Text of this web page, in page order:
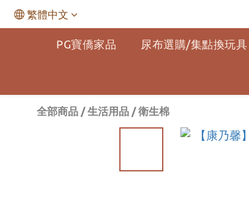
繁體中文
PG寶僑家品 尿布選購/集點換玩具
全部商品 /生活用品 /衛生棉